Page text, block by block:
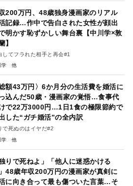
200万円、48歳独身漫画家のリアル
記録…作中で告白された女性が顔出
明かす恥ずかしい舞台裏【中川学×敦
】
してフラれた相手と再会#1
学
総額43万円〉6か月分の生活費を婚活に
込んだ50歳・漫画家の覚悟…食事代
で22万3000円…1日1食の極限節約で
した“ガチ婚活”の全内訳
で死ぬのはイヤだ#2
学
独りで死ねよ」「他人に迷惑かける
48歳年収200万円の漫画家が真剣に
に向き合って最も傷ついた言葉…そ